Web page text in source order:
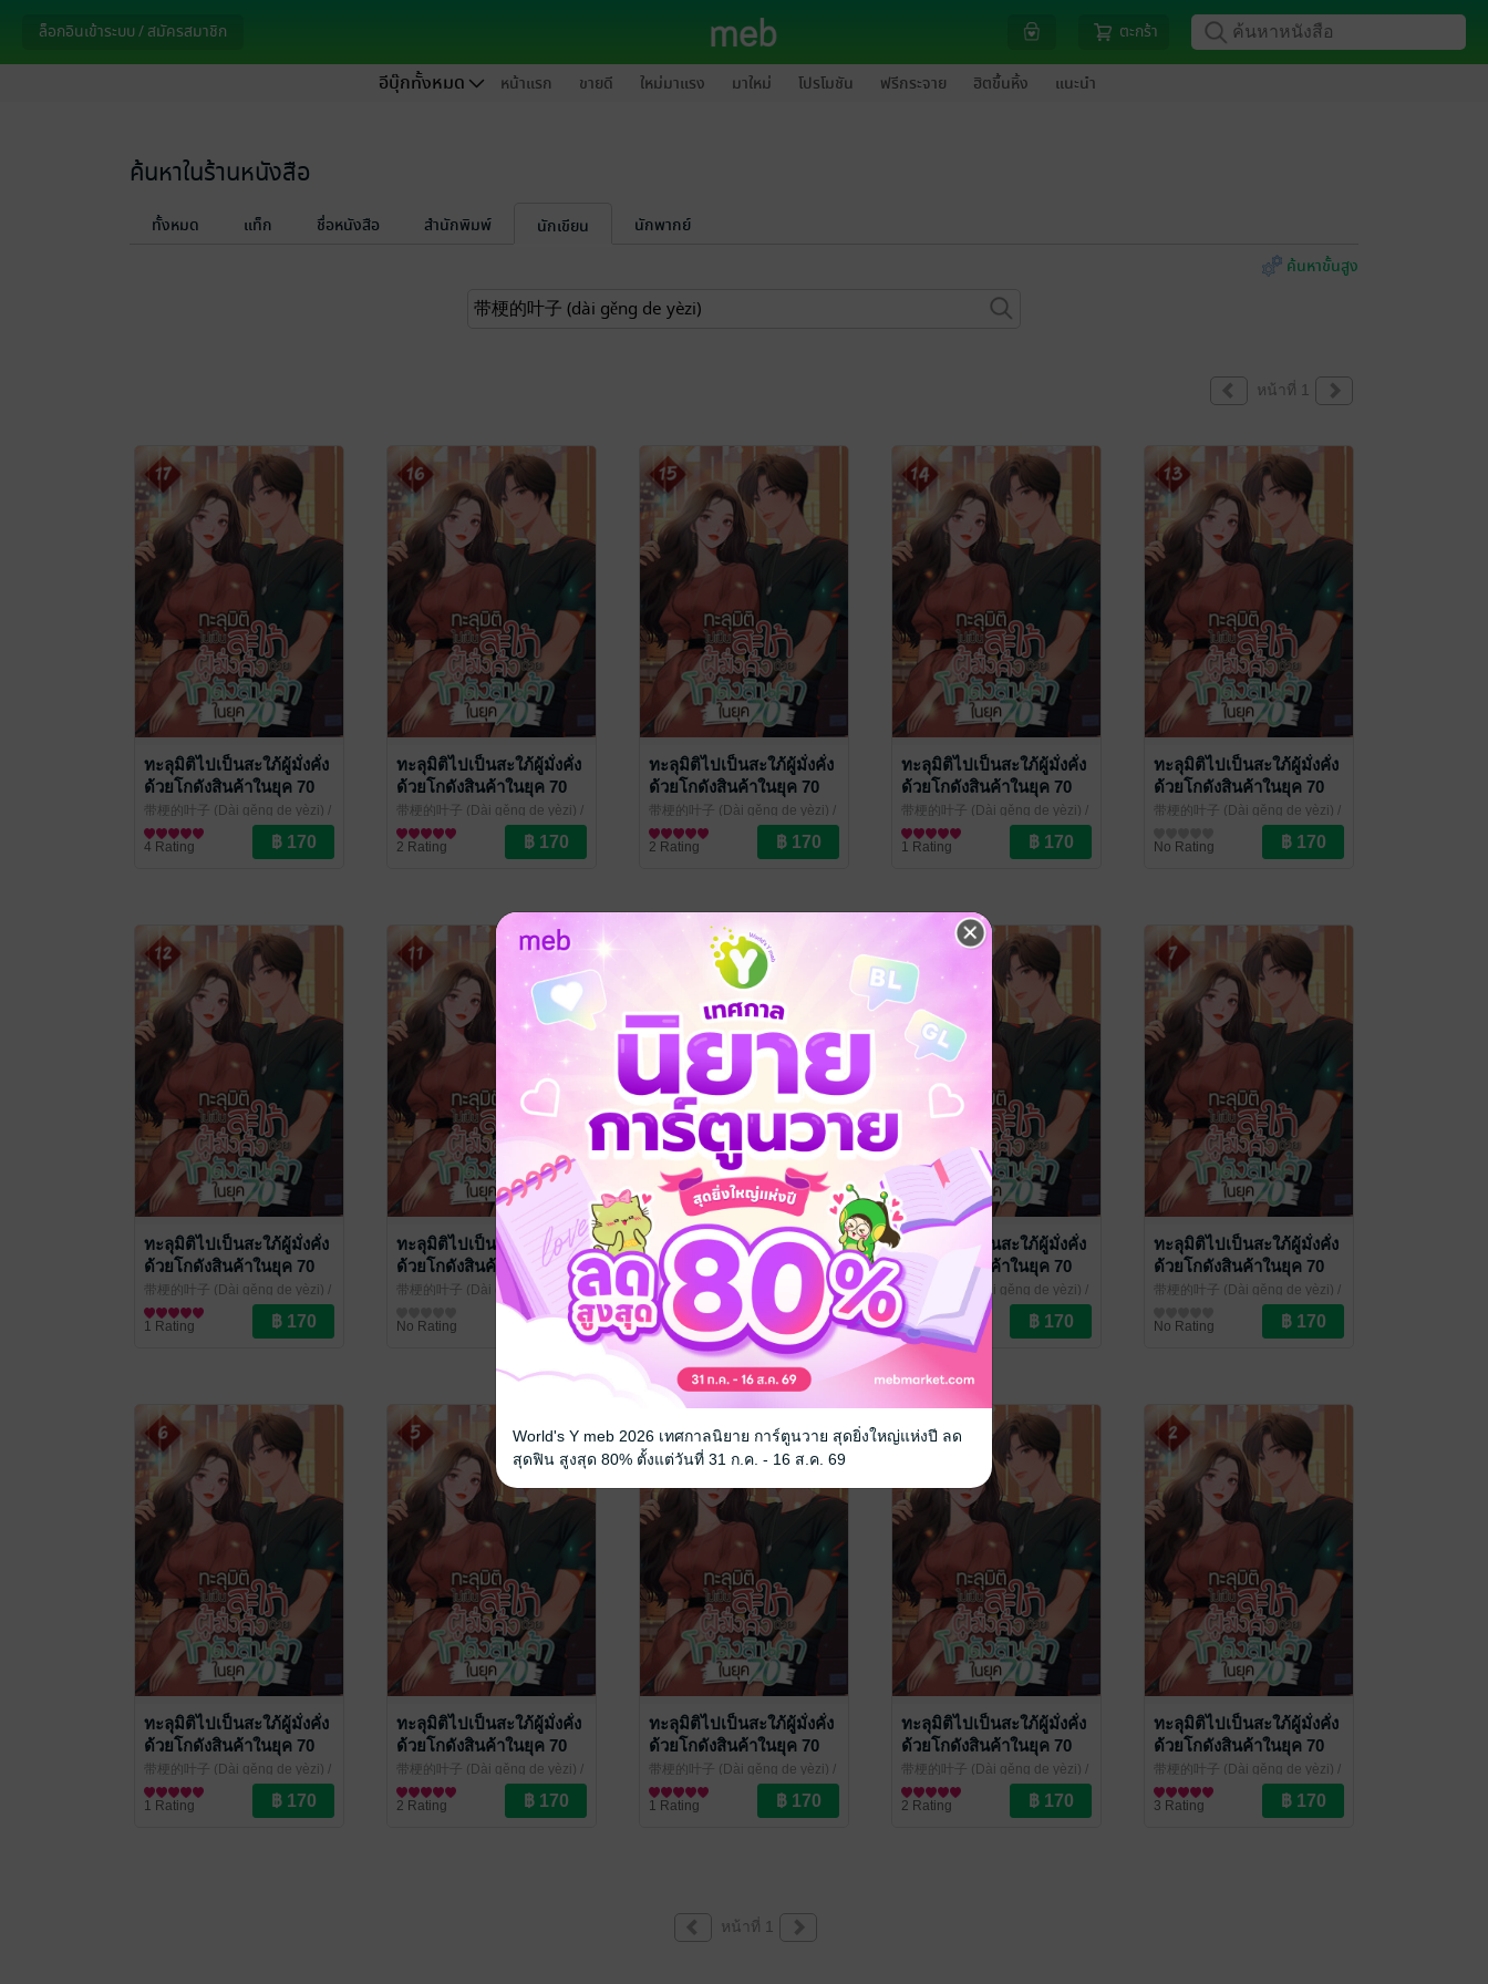
ล็อกอินเข้าระบบ / สมัครสมาชิก ตะกร้า
อีบุ๊กทั้งหมด หน้าแรก ขายดี ใหม่มาแรง มาใหม่ โปรโมชัน ฟรีกระจาย ฮิตขึ้นหิ้ง แนะนำ
ค้นหาในร้านหนังสือ
ทั้งหมด แท็ก ชื่อหนังสือ สำนักพิมพ์ นักเขียน
นักพากย์
ค้นหาขั้นสูง
หน้าที่ 1
ทะลุมิติไปเป็นสะใภ้ผู้มั่งคั่ง
ด้วยโกดังสินค้าในยุค 70
เล่ม 17
带梗的叶子 (Dài gěng de yèzi) /
ศศิธร โศภาวชิรากานต์ แปล
kawebook.com
นิยายรักจีนโบราณ
4 Rating
ทะลุมิติไปเป็นสะใภ้ผู้มั่งคั่ง
ด้วยโกดังสินค้าในยุค 70
เล่ม 16
带梗的叶子 (Dài gěng de yèzi) /
ศศิธร โศภาวชิรากานต์ แปล
kawebook.com
นิยายรักจีนโบราณ
2 Rating
ทะลุมิติไปเป็นสะใภ้ผู้มั่งคั่ง
ด้วยโกดังสินค้าในยุค 70
เล่ม 15
带梗的叶子 (Dài gěng de yèzi) /
ศศิธร โศภาวชิรากานต์ แปล
kawebook.com
นิยายรักจีนโบราณ
2 Rating
ทะลุมิติไปเป็นสะใภ้ผู้มั่งคั่ง
ด้วยโกดังสินค้าในยุค 70
เล่ม 14
带梗的叶子 (Dài gěng de yèzi) /
ศศิธร โศภาวชิรากานต์ แปล
kawebook.com
นิยายรักจีนโบราณ
1 Rating
ทะลุมิติไปเป็นสะใภ้ผู้มั่งคั่ง
ด้วยโกดังสินค้าในยุค 70
เล่ม 13
带梗的叶子 (Dài gěng de yèzi) /
ศศิธร โศภาวชิรากานต์ แปล
kawebook.com
No Rating
ทะลุมิติไปเป็นสะใภ้ผู้มั่งคั่ง
ด้วยโกดังสินค้าในยุค 70
เล่ม 12
带梗的叶子 (Dài gěng de yèzi) /
ศศิธร โศภาวชิรากานต์ แปล
kawebook.com
นิยายรักจีนโบราณ
1 Rating
ทะลุมิติไปเป็นสะใภ้ผู้มั่งคั่ง
ด้วยโกดังสินค้าในยุค 70
เล่ม 11
带梗的叶子 (Dài gěng de yèzi) /
ศศิธร โศภาวชิรากานต์ แปล
kawebook.com
No Rating
ทะลุมิติไปเป็นสะใภ้ผู้มั่งคั่ง
ด้วยโกดังสินค้าในยุค 70
เล่ม 10
带梗的叶子 (Dài gěng de yèzi) /
ศศิธร โศภาวชิรากานต์ แปล
kawebook.com
นิยายรักจีนโบราณ
3 Rating
ทะลุมิติไปเป็นสะใภ้ผู้มั่งคั่ง
ด้วยโกดังสินค้าในยุค 70
เล่ม 9
带梗的叶子 (Dài gěng de yèzi) /
ศศิธร โศภาวชิรากานต์ แปล
kawebook.com
นิยายรักจีนโบราณ
No Rating
ทะลุมิติไปเป็นสะใภ้ผู้มั่งคั่ง
ด้วยโกดังสินค้าในยุค 70
เล่ม 7
带梗的叶子 (Dài gěng de yèzi) /
ศศิธร โศภาวชิรากานต์ แปล
kawebook.com
No Rating
ทะลุมิติไปเป็นสะใภ้ผู้มั่งคั่ง
ด้วยโกดังสินค้าในยุค 70
เล่ม 6
带梗的叶子 (Dài gěng de yèzi) /
ศศิธร โศภาวชิรากานต์ แปล
kawebook.com
นิยายรักจีนโบราณ
1 Rating
ทะลุมิติไปเป็นสะใภ้ผู้มั่งคั่ง
ด้วยโกดังสินค้าในยุค 70
เล่ม 5
带梗的叶子 (Dài gěng de yèzi) /
ศศิธร โศภาวชิรากานต์ แปล
kawebook.com
นิยายรักจีนโบราณ
2 Rating
ทะลุมิติไปเป็นสะใภ้ผู้มั่งคั่ง
ด้วยโกดังสินค้าในยุค 70
เล่ม 4
带梗的叶子 (Dài gěng de yèzi) /
ศศิธร โศภาวชิรากานต์ แปล
kawebook.com
นิยายรักจีนโบราณ
1 Rating
ทะลุมิติไปเป็นสะใภ้ผู้มั่งคั่ง
ด้วยโกดังสินค้าในยุค 70
เล่ม 3
带梗的叶子 (Dài gěng de yèzi) /
ศศิธร โศภาวชิรากานต์ แปล
kawebook.com
นิยายรักจีนโบราณ
2 Rating
ทะลุมิติไปเป็นสะใภ้ผู้มั่งคั่ง
ด้วยโกดังสินค้าในยุค 70
เล่ม 2
带梗的叶子 (Dài gěng de yèzi) /
ศศิธร โศภาวชิรากานต์ แปล
kawebook.com
นิยายรักจีนโบราณ
3 Rating
หน้าที่ 1
World's Y meb 2026 เทศกาลนิยาย การ์ตูนวาย สุดยิ่งใหญ่แห่งปี ลด
สุดฟิน สูงสุด 80% ตั้งแต่วันที่ 31 ก.ค. - 16 ส.ค. 69